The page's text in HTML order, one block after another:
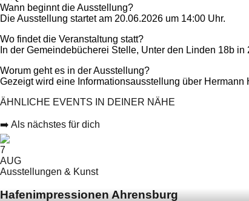
Wann beginnt die Ausstellung?
Die Ausstellung startet am 20.06.2026 um 14:00 Uhr.
Wo findet die Veranstaltung statt?
In der Gemeindebücherei Stelle, Unter den Linden 18b in
Worum geht es in der Ausstellung?
Gezeigt wird eine Informationsausstellung über
ÄHNLICHE EVENTS IN DEINER NÄHE
➡️ Als nächstes für dich
7
AUG
Ausstellungen & Kunst
Hafenimpressionen Ahrensburg